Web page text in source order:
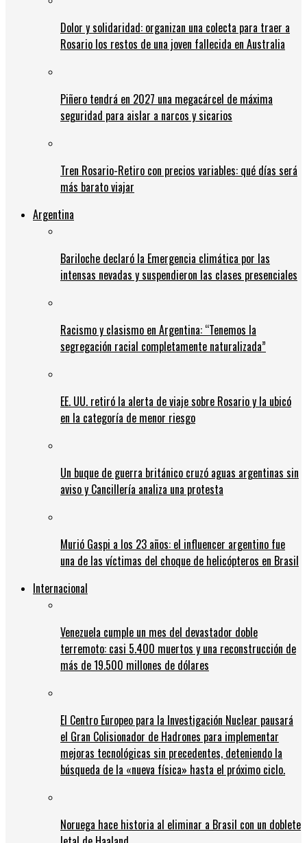
Dolor y solidaridad: organizan una colecta para traer a
Rosario los restos de una joven fallecida en Australia
Piñero tendrá en 2027 una megacárcel de máxima
seguridad para aislar a narcos y sicarios
Tren Rosario-Retiro con precios variables: qué días será
más barato viajar
Argentina
Bariloche declaró la Emergencia climática por las
intensas nevadas y suspendieron las clases presenciales
Racismo y clasismo en Argentina: “Tenemos la
segregación racial completamente naturalizada”
EE. UU. retiró la alerta de viaje sobre Rosario y la ubicó
en la categoría de menor riesgo
Un buque de guerra británico cruzó aguas argentinas sin
aviso y Cancillería analiza una protesta
Murió Gaspi a los 23 años: el influencer argentino fue
una de las víctimas del choque de helicópteros en Brasil
Internacional
Venezuela cumple un mes del devastador doble
terremoto: casi 5.400 muertos y una reconstrucción de
más de 19.500 millones de dólares
El Centro Europeo para la Investigación Nuclear pausará
el Gran Colisionador de Hadrones para implementar
mejoras tecnológicas sin precedentes, deteniendo la
búsqueda de la «nueva física» hasta el próximo ciclo.
Noruega hace historia al eliminar a Brasil con un doblete